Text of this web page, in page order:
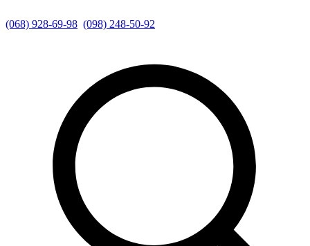
(068) 928-69-98 (098) 248-50-92